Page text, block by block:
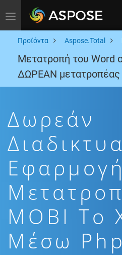
Toggle navigation
Προϊόντα Aspose.Total
Μετατροπή του Word
ΔΩΡΕΑΝ μετατροπέας
Δωρεάν
Εφαρμογή
MOBI To
Μέσω Php